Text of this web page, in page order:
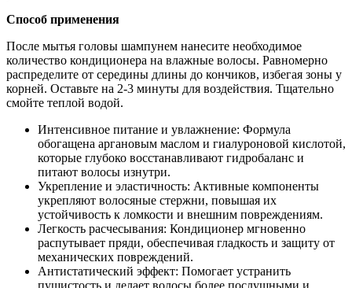
Способ применения
После мытья головы шампунем нанесите необходимое
количество кондиционера на влажные волосы. Равномерно
распределите от середины длины до кончиков, избегая зоны у
корней. Оставьте на 2-3 минуты для воздействия. Тщательно
смойте теплой водой.
Интенсивное питание и увлажнение: Формула
обогащена аргановым маслом и гиалуроновой кислотой,
которые глубоко восстанавливают гидробаланс и
питают волосы изнутри.
Укрепление и эластичность: Активные компоненты
укрепляют волосяные стержни, повышая их
устойчивость к ломкости и внешним повреждениям.
Легкость расчесывания: Кондиционер мгновенно
распутывает пряди, обеспечивая гладкость и защиту от
механических повреждений.
Антистатический эффект: Помогает устранить
пушистость и делает волосы более послушными и